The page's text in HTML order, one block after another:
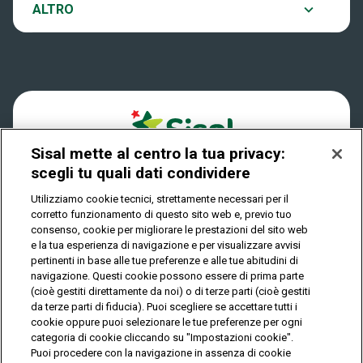
Play Your Date
Dove si gioca
Quanto si vince
Come riscuotere
ALTRO
Notifiche
Privacy
IL GIOCO È VIETATO AI MINORI E PUÒ CAUSARE
DIPENDENZA PATOLOGICA
© Copyright Sisal Italia S.p.A. - P.I. 02433760135
Privacy Cookies
Mappa
del
sito
Sisal mette al centro la tua privacy:
scegli tu quali dati condividere
Utilizziamo cookie tecnici, strettamente necessari per il
corretto funzionamento di questo sito web e, previo tuo
consenso, cookie per migliorare le prestazioni del sito web
e la tua esperienza di navigazione e per visualizzare avvisi
pertinenti in base alle tue preferenze e alle tue abitudini di
navigazione. Questi cookie possono essere di prima parte
(cioè gestiti direttamente da noi) o di terze parti (cioè gestiti
da terze parti di fiducia). Puoi scegliere se accettare tutti i
cookie oppure puoi selezionare le tue preferenze per ogni
categoria di cookie cliccando su "Impostazioni cookie".
Puoi procedere con la navigazione in assenza di cookie